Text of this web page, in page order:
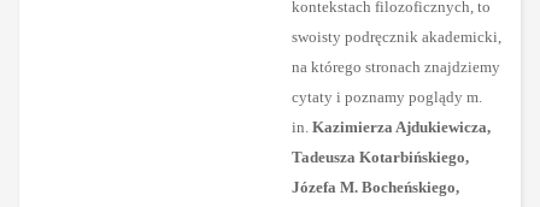
kontekstach filozoficznych, to
swoisty podręcznik akademicki,
na którego stronach znajdziemy
cytaty i poznamy poglądy m.
in. Kazimierza Ajdukiewicza,
Tadeusza Kotarbińskiego,
Józefa M. Bocheńskiego,